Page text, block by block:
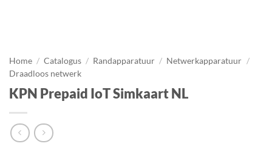
Home / Catalogus / Randapparatuur / Netwerkapparatuur /
Draadloos netwerk
KPN Prepaid IoT Simkaart NL